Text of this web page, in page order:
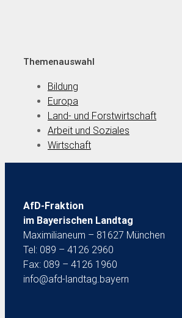
Themenauswahl
Bildung
Europa
Land- und Forstwirtschaft
Arbeit und Soziales
Wirtschaft
AfD-Fraktion
im Bayerischen Landtag
Maximilianeum – 81627 München
Tel: 089 – 4126 2960
Fax: 089 – 4126 1960
info@afd-landtag.bayern